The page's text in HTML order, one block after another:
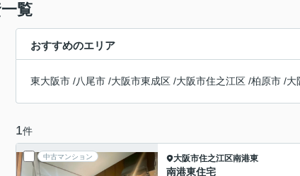
覧
おすすめのエリア
東大阪市 /八尾市 /大阪市東成区 /大阪市住之江区 /柏原市 /大
1件
中古マンション 大阪市住之江区南港東
南港東住宅